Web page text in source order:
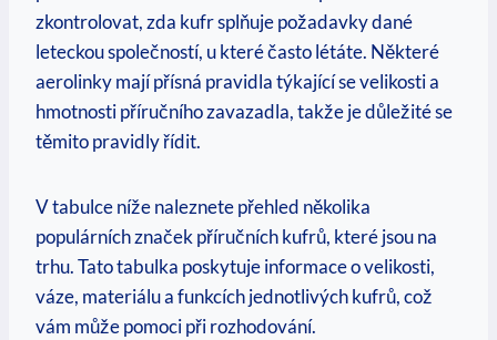
zkontrolovat, zda ⁤kufr splňuje požadavky dané
leteckou⁣ společností, u které často létáte. Některé
aerolinky mají⁤ přísná pravidla týkající se⁣ velikosti a
hmotnosti příručního zavazadla, takže je důležité‍ se
⁢těmito pravidly ‌řídit.
V tabulce níže naleznete přehled několika
populárních značek příručních kufrů, které jsou na⁢
trhu.⁣ Tato tabulka poskytuje informace o ​velikosti,
váze, materiálu ⁣a funkcích jednotlivých kufrů, což
vám může pomoci při ⁣rozhodování.